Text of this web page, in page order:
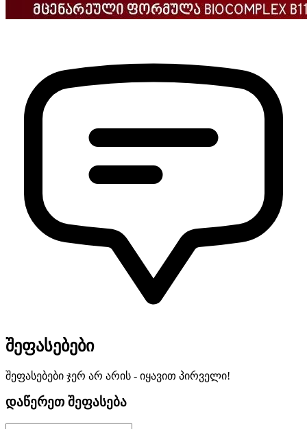
შეფასებები
შეფასებები ჯერ არ არის - იყავით პირველი!
დაწერეთ შეფასება